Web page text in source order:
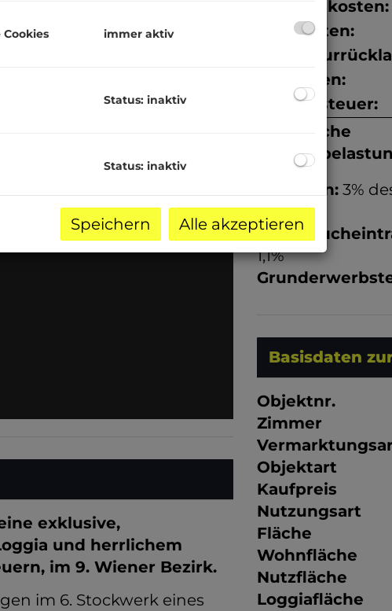
exklusive,
und herrlichem
im 9. Wiener Bezirk.
im 6. Stockwerk eines
Betriebskosten:
Heizkosten:
Liftkosten:
Umsatzsteuer:
monatliche
Provision: 3%
20% USt.
1,1%
Basisdaten
Objektnr.
Zimmer
Objektart
Kaufpreis
Nutzungsart
Fläche
Wohnfläche
Nutzfläche
Loggiafläche
immer aktiv
Status: inaktiv
Status: inaktiv
Speichern Alle akzeptieren